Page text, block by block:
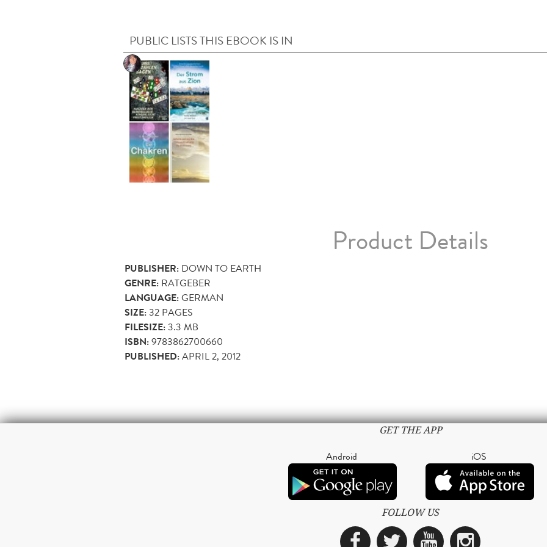
PUBLIC LISTS THIS EBOOK IS IN
Product Details
PUBLISHER: DOWN TO EARTH
GENRE: RATGEBER
LANGUAGE:GERMAN
SIZE:32 PAGES
FILESIZE:3.3 MB
ISBN:9783862700660
PUBLISHED:APRIL 2, 2012
GET THE APP
Android iOS
FOLLOW US
Facebook
TwitterYouTube